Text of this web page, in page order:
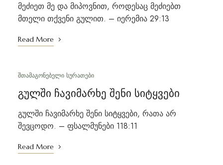
მეძიეთ მე და მიპოვნით, როდესაც მეძიებთ
მთელი თქვენი გულით. – იერემია 29:13
Read More
ᲨᲗᲐᲛᲐᲒᲝᲜᲔᲑᲔᲚᲘ ᲡᲣᲠᲐᲗᲔᲑᲘ
გულში ჩავიმარხე შენი სიტყვები
გულში ჩავიმარხე შენი სიტყვები, რათა არ
შევცოდო. – ფსალმუნები 118:11
Read More